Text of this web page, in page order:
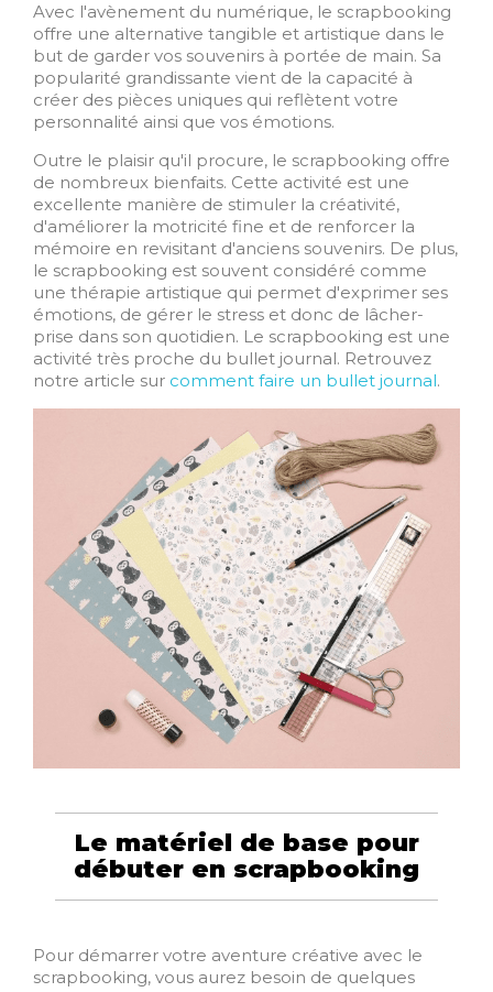
Avec l'avènement du numérique, le scrapbooking
offre une alternative tangible et artistique dans le
but de garder vos souvenirs à portée de main. Sa
popularité grandissante vient de la capacité à
créer des pièces uniques qui reflètent votre
personnalité ainsi que vos émotions.
Outre le plaisir qu'il procure, le scrapbooking offre
de nombreux bienfaits. Cette activité est une
excellente manière de stimuler la créativité,
d'améliorer la motricité fine et de renforcer la
mémoire en revisitant d'anciens souvenirs. De plus,
le scrapbooking est souvent considéré comme
une thérapie artistique qui permet d'exprimer ses
émotions, de gérer le stress et donc de lâcher-
prise dans son quotidien. Le scrapbooking est une
activité très proche du bullet journal. Retrouvez
notre article sur comment faire un bullet journal.
Le matériel de base pour
débuter en scrapbooking
Pour démarrer votre aventure créative avec le
scrapbooking, vous aurez besoin de quelques